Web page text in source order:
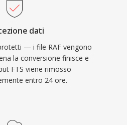
dati
— i file RAF vengono
la conversione finisce e
FTS viene rimosso
entro 24 ore.